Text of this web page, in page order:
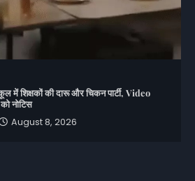
शिक्षकों की दारू और चिकन पार्टी, Video
नोटिस
August 8, 2026